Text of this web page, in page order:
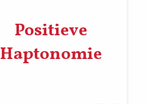
Positieve
Haptonomie